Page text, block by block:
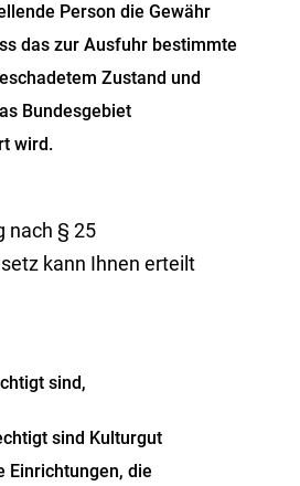
Person die Gewähr
das zur Ausfuhr bestimmte
Zustand und
Bundesgebiet
wird.
nach § 25
kann Ihnen erteilt
sind,
sind Kulturgut
Einrichtungen, die